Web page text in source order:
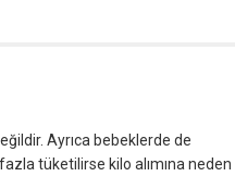
Ayrıca bebeklerde de
tüketilirse kilo alımına neden